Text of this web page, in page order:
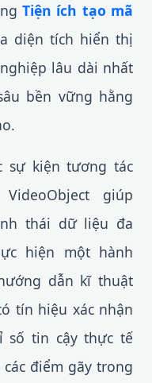
Tiện ích tạo mã
diện tích hiển thị
lâu dài nhất
bền vững hằng
sự kiện tương tác
giúp
thái dữ liệu đa
hiện một hành
dẫn kĩ thuật
tín hiệu xác nhận
số tin cậy thực tế
điểm gãy trong